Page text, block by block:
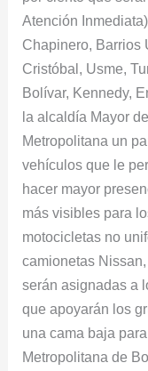
Atención
Chapinero, Barrios
Cristóbal, Usme,
Bolívar, Kennedy,
la alcaldía Mayor
Metropolitana un
vehículos que le
hacer mayor
más visibles para
motocicletas no
camionetas
serán asignadas a
que apoyarán los
una cama baja
Metropolitana de